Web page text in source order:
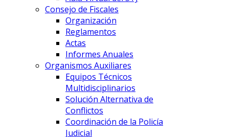
Consejo de Fiscales
Organización
Reglamentos
Actas
Informes Anuales
Organismos Auxiliares
Equipos Técnicos
Multidisciplinarios
Solución Alternativa de
Conflictos
Coordinación de la Policía
Judicial